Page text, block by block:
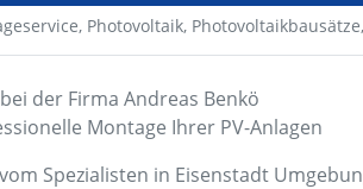
Photovoltaik, Photovoltaikbausätze,
der Firma Andreas Benkö
Montage Ihrer PV-Anlagen
Spezialisten in Eisenstadt